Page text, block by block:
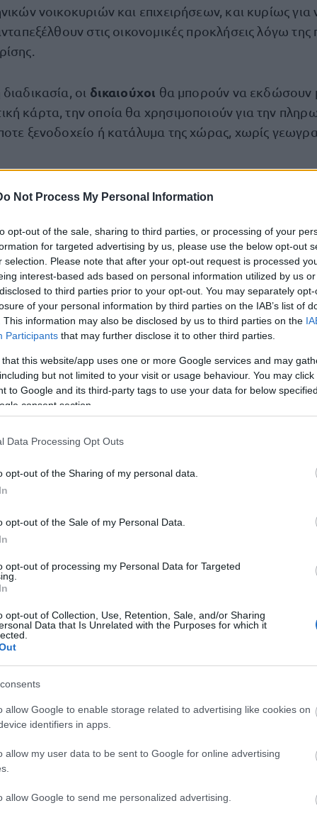
Not Process My Personal Information
opt-out of the sale, sharing to third parties, or processing of your
for targeted advertising by us, please use the below opt-out
selection. Please note that after your opt-out request is processed
interest-based ads based on personal information utilized by us
to third parties prior to your opt-out. You may separately
of your personal information by third parties on the IAB’s list of
This information may also be disclosed by us to third parties on the
Participants that may further disclose it to other third parties.
that this website/app uses one or more Google services and may
but not limited to your visit or usage behaviour. You may
to Google and its third-party tags to use your data for below
consent section.
Data Processing Opt Outs
opt-out of the Sharing of my personal data.
opt-out of the Sale of my Personal Data.
opt-out of processing my Personal Data for Targeted
opt-out of Collection, Use, Retention, Sale, and/or Sharing
Data that Is Unrelated with the Purposes for which it
allow Google to enable storage related to advertising like cookies on
identifiers in apps.
allow my user data to be sent to Google for online advertising
allow Google to send me personalized advertising.
νοικοκυριών και επιχειρήσεων, και κυρίως για
στις οικονομικές προκλήσεις λόγω της
οι δικαιούχοι θα μπορούν να εκδώσουν
κάρτα, την οποία θα χρησιμοποιούν για την
ξενοδοχείο ή κατάλυμα της χώρας, χωρίς
κυμαίνονταιαπό 200 έως και 600 ευρώως
Χαμηλή περίοδος
(από την ημερομηνία έκδοσης της κάρτας – 30.04.2025)
& (01.10.2025 – 31.12.2025)
300 €
400 €
400 €
κάρτες
και η πραγματοποίηση συναλλαγών με αυτές μετά
κάρτα «Τουρισμός για όλους
διαμονής (ξενοδοχεία, καταλύματα κ.ά.) και σε
των παρόχων
διαδικασίες,